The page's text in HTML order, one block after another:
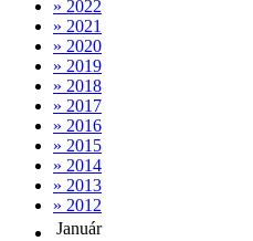
» 2022
» 2021
» 2020
» 2019
» 2018
» 2017
» 2016
» 2015
» 2014
» 2013
» 2012
Január